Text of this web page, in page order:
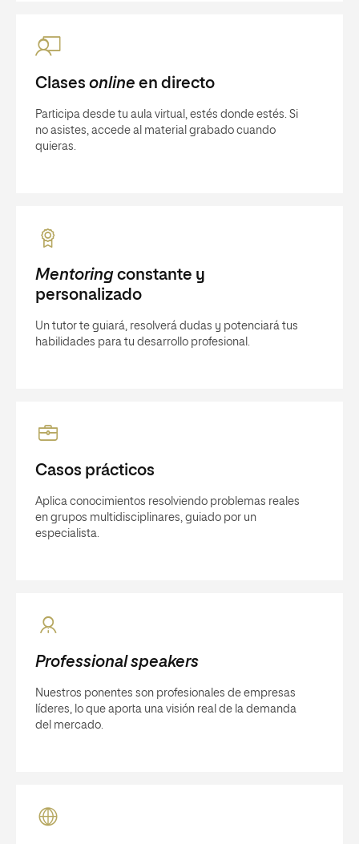
Clases online en directo
Participa desde tu aula virtual, estés donde estés. Si
no asistes, accede al material grabado cuando
quieras.
Mentoringconstante y
personalizado
Un tutor te guiará, resolverá dudas y potenciará tus
habilidades para tu desarrollo profesional.
Casos prácticos
Aplica conocimientos resolviendo problemas reales
en grupos multidisciplinares, guiado por un
especialista.
Professional speakers
Nuestros ponentes son profesionales de empresas
líderes, lo que aporta una visión real de la demanda
del mercado.